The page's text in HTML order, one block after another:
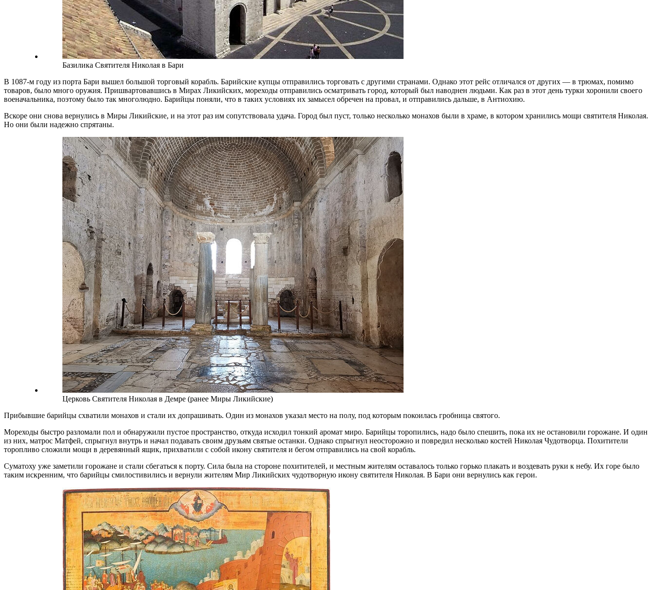
Базилика Святителя Николая в Бари
В 1087-м году из порта Бари вышел большой торговый корабль. Барийские купцы отправились торговать с другими странами. Однако этот рейс отличался от других — в трюмах, помимо
товаров, было много оружия. Пришвартовавшись в Мирах Ликийских, мореходы отправились осматривать город, который был наводнен людьми. Как раз в этот день турки хоронили своего
военачальника, поэтому было так многолюдно. Барийцы поняли, что в таких условиях их замысел обречен на провал, и отправились дальше, в Антиохию.
Вскоре они снова вернулись в Миры Ликийские, и на этот раз им сопутствовала удача. Город был пуст, только несколько монахов были в храме, в котором хранились мощи святителя Николая.
Но они были надежно спрятаны.
Церковь Святителя Николая в Демре (ранее Миры Ликийские)
Прибывшие барийцы схватили монахов и стали их допрашивать. Один из монахов указал место на полу, под которым покоилась гробница святого.
Мореходы быстро разломали пол и обнаружили пустое пространство, откуда исходил тонкий аромат миро. Барийцы торопились, надо было спешить, пока их не остановили горожане. И один
из них, матрос Матфей, спрыгнул внутрь и начал подавать своим друзьям святые останки. Однако спрыгнул неосторожно и повредил несколько костей Николая Чудотворца. Похитители
торопливо сложили мощи в деревянный ящик, прихватили с собой икону святителя и бегом отправились на свой корабль.
Суматоху уже заметили горожане и стали сбегаться к порту. Сила была на стороне похитителей, и местным жителям оставалось только горько плакать и воздевать руки к небу. Их горе было
таким искренним, что барийцы смилостивились и вернули жителям Мир Ликийских чудотворную икону святителя Николая. В Бари они вернулись как герои.